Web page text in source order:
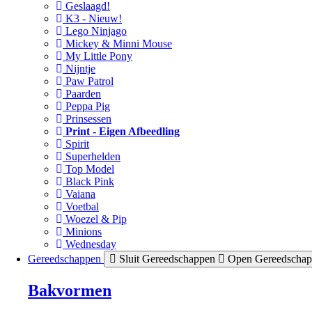
Geslaagd!
K3 - Nieuw!
Lego Ninjago
Mickey & Minni Mouse
My Little Pony
Nijntje
Paw Patrol
Paarden
Peppa Pig
Prinsessen
Print - Eigen Afbeedling
Spirit
Superhelden
Top Model
Black Pink
Vaiana
Voetbal
Woezel & Pip
Minions
Wednesday
Gereedschappen
Sluit Gereedschappen Open
Bakvormen